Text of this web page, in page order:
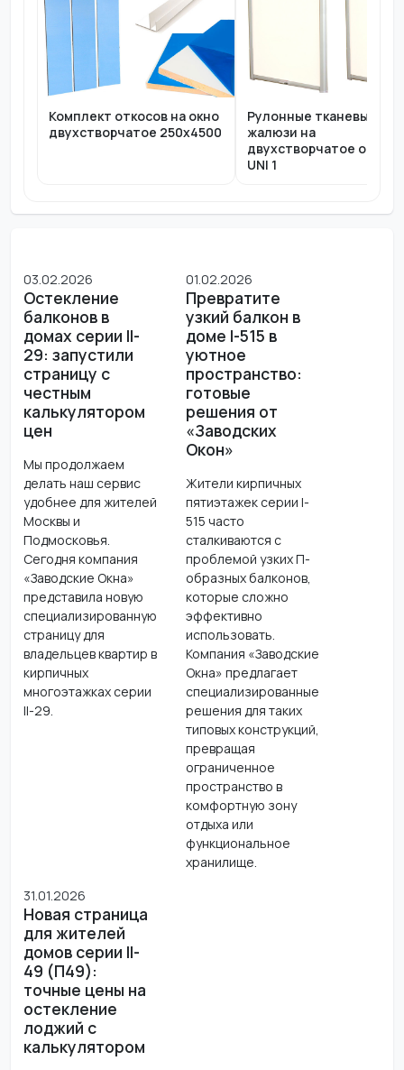
Комплект откосов на окно
двухстворчатое 250x4500
Рулонные тканевые
жалюзи на
двухстворчатое окно
UNI 1
03.02.2026
Остекление
балконов в
домах серии II-
29: запустили
страницу с
честным
калькулятором
цен
Мы продолжаем
делать наш сервис
удобнее для жителей
Москвы и
Подмосковья.
Сегодня компания
«Заводские Окна»
представила новую
специализированную
страницу для
владельцев квартир в
кирпичных
многоэтажках серии
II-29.
01.02.2026
Превратите
узкий балкон в
доме I-515 в
уютное
пространство:
готовые
решения от
«Заводских
Окон»
Жители кирпичных
пятиэтажек серии I-
515 часто
сталкиваются с
проблемой узких П-
образных балконов,
которые сложно
эффективно
использовать.
Компания «Заводские
Окна» предлагает
специализированные
решения для таких
типовых конструкций,
превращая
ограниченное
пространство в
комфортную зону
отдыха или
функциональное
хранилище.
31.01.2026
Новая страница
для жителей
домов серии II-
49 (П49):
точные цены на
остекление
лоджий с
калькулятором